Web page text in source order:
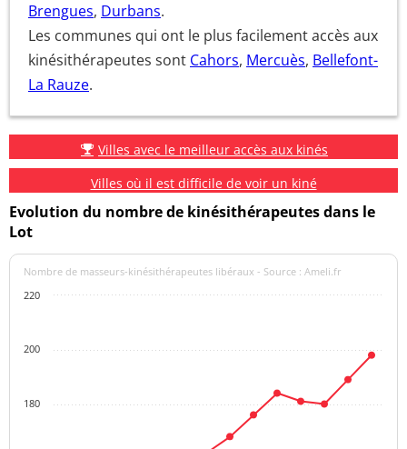
Brengues, Durbans.
Les communes qui ont le plus facilement accès aux
kinésithérapeutes sont Cahors, Mercuès, Bellefont-
La Rauze.
Villes avec le meilleur accès aux kinés
Villes où il est difficile de voir un kiné
Evolution du nombre de kinésithérapeutes dans le
Lot
Nombre de masseurs-kinésithérapeutes libéraux - Source : Ameli.fr
180
200
220